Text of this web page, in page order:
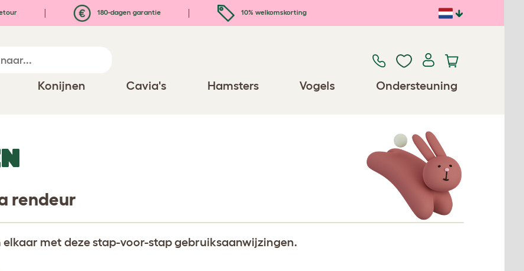
180-dagen garantie 10% welkomskorting
Konijnen Cavia's Hamsters Vogels Ondersteuning
rendeur
met deze stap-voor-stap gebruiksaanwijzingen.